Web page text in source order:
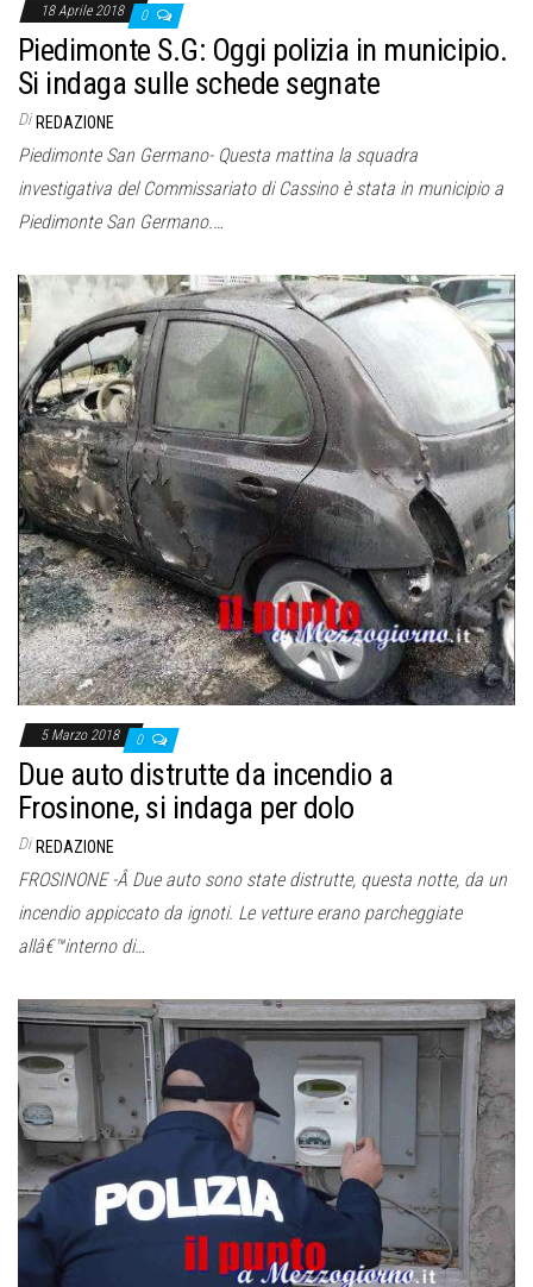
18 Aprile 2018 0
Piedimonte S.G: Oggi polizia in municipio.
Si indaga sulle schede segnate
Di REDAZIONE
Piedimonte San Germano- Questa mattina la squadra
investigativa del Commissariato di Cassino è stata in municipio a
Piedimonte San Germano.…
5 Marzo 2018 0
Due auto distrutte da incendio a
Frosinone, si indaga per dolo
Di REDAZIONE
FROSINONE -Â Due auto sono state distrutte, questa notte, da un
incendio appiccato da ignoti. Le vetture erano parcheggiate
allâ€™interno di…